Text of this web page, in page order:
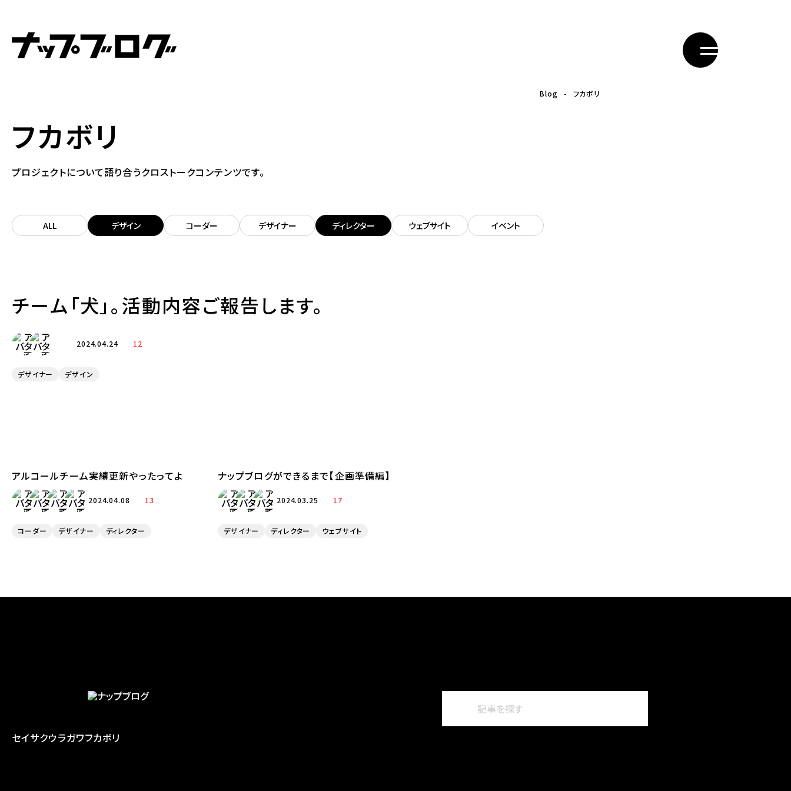
Blog フカボリ
フカボリ
プロジェクトについて語り合うクロストークコンテンツです。
ALL デザイン コーダー デザイナー ディレクター ウェブサイト イベント
チーム「犬」。活動内容ご報告します。
2024.04.24 12
デザイナー デザイン
アルコールチーム実績更新やったってよ
2024.04.08 13
コーダー デザイナー ディレクター
ナップブログができるまで【企画準備編】
2024.03.25 17
デザイナー ディレクター ウェブサイト
セイサクウラガワフカボリ